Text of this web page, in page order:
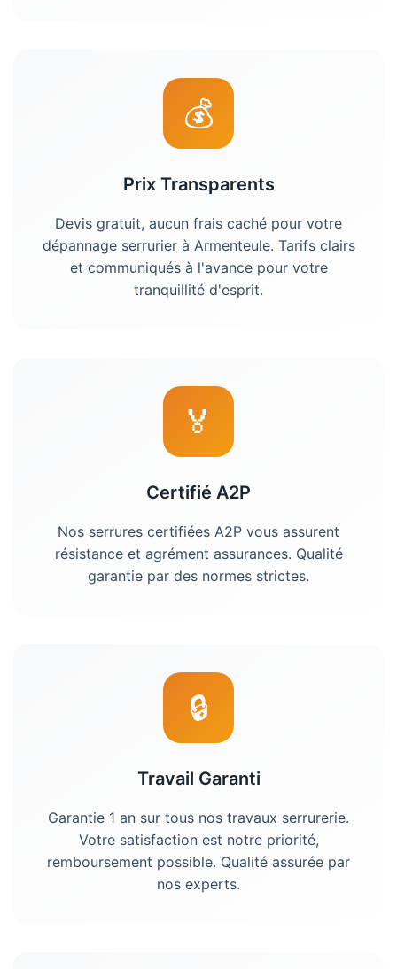
💰
Prix Transparents
Devis gratuit, aucun frais caché pour votre
dépannage serrurierà Armenteule. Tarifs clairs
et communiqués à l'avance pour votre
tranquillité d'esprit.
🏅
Certifié A2P
Nos serrures certifiées A2P vous assurent
résistance et agrément assurances. Qualité
garantie par des normes strictes.
🔒
Travail Garanti
Garantie 1 an sur tous nos travaux serrurerie.
Votre satisfaction est notre priorité,
remboursement possible. Qualité assurée par
nos experts.